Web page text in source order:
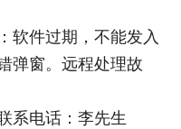
软件过期，不能发入
弹窗。远程处理故
系电话：李先生